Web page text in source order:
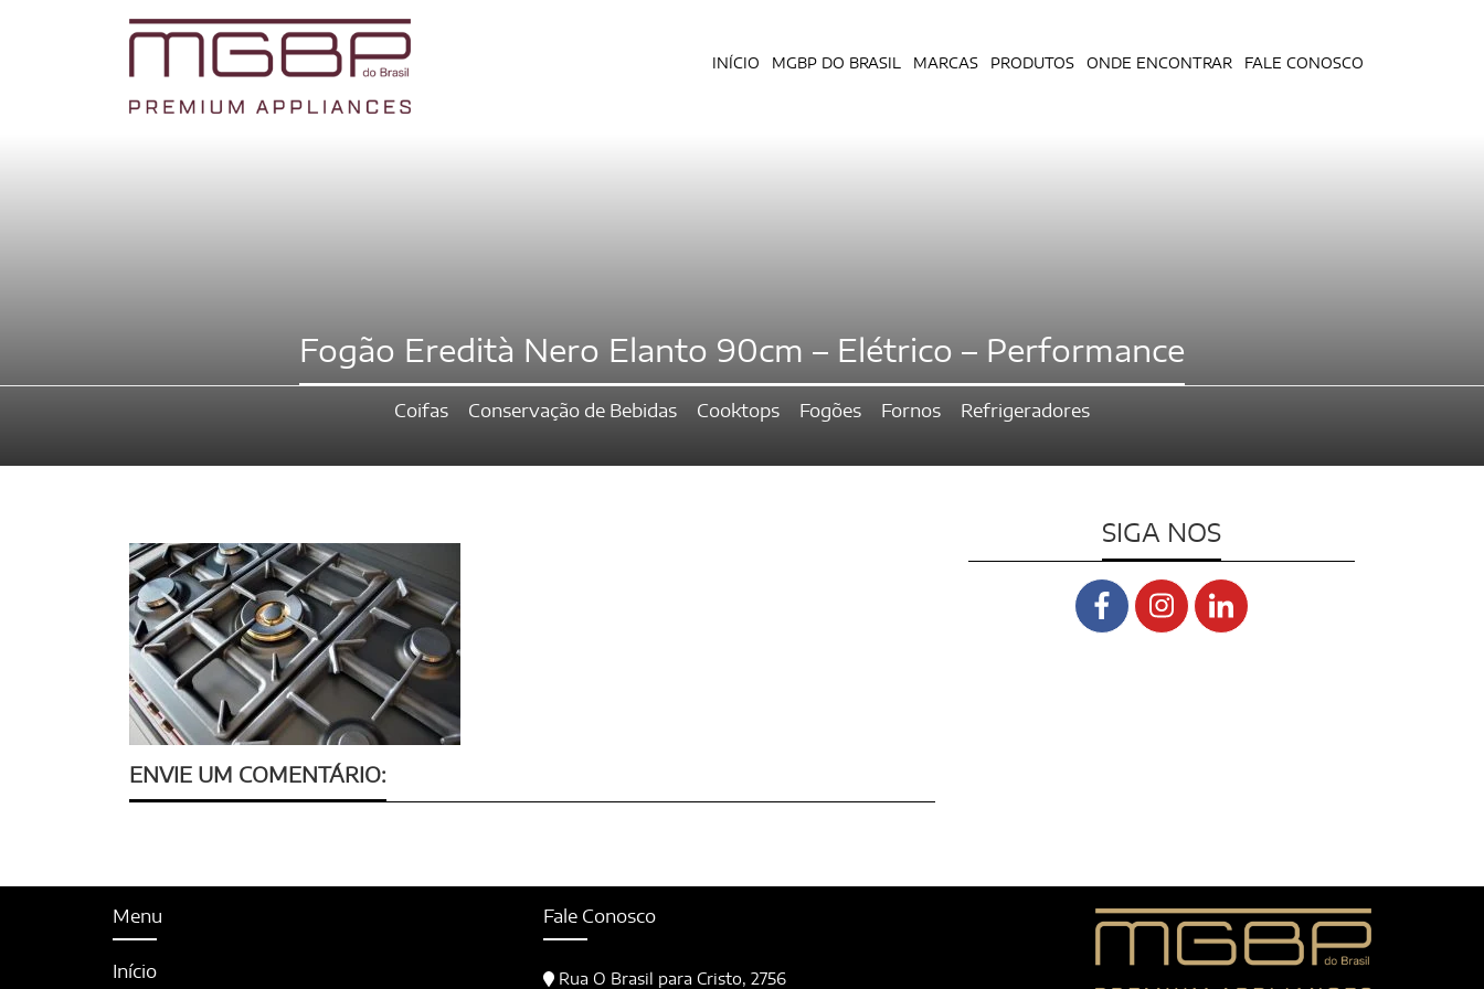
INÍCIO MGBP DO BRASIL MARCAS PRODUTOS ONDE ENCONTRAR FALE CONOSCO
Fogão Eredità Nero Elanto 90cm – Elétrico – Performance
Coifas Conservação de Bebidas Cooktops Fogões Fornos Refrigeradores
ENVIE UM COMENTÁRIO:
SIGA NOS
Menu
Início
Fale Conosco
Rua O Brasil para Cristo, 2756